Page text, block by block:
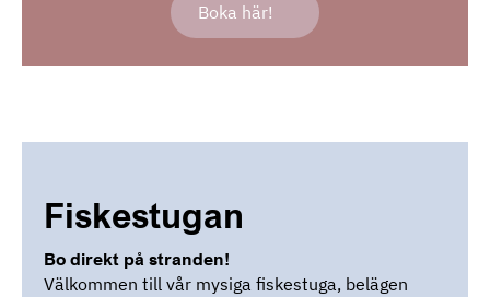
Boka här!
Fiskestugan
Bo direkt på stranden!
Välkommen till vår mysiga fiskestuga, belägen